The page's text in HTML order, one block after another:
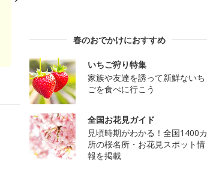
春のおでかけにおすすめ
いちご狩り特集
家族や友達を誘って新鮮ないち
ごを食べに行こう
全国お花見ガイド
見頃時期がわかる！全国1400カ
所の桜名所・お花見スポット情
報を掲載